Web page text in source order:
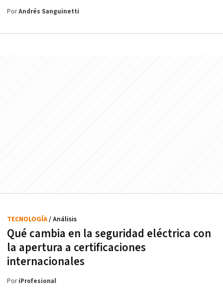
PorAndrés Sanguinetti
Qué cambia en la seguridad eléctrica con
la apertura a certificaciones
internacionales
TECNOLOGÍA/ Análisis
PoriProfesional